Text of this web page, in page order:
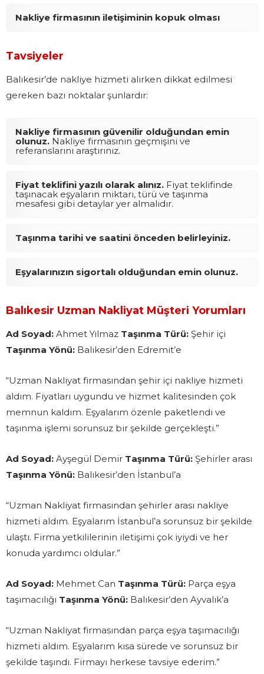
Nakliye firmasının iletişiminin kopuk olması
Tavsiyeler
Balıkesir’de nakliye hizmeti alırken dikkat edilmesi
gereken bazı noktalar şunlardır:
Nakliye firmasının güvenilir olduğundan emin
olunuz. Nakliye firmasının geçmişini ve
referanslarını araştırınız.
Fiyat teklifini yazılı olarak alınız. Fiyat teklifinde
taşınacak eşyaların miktarı, türü ve taşınma
mesafesi gibi detaylar yer almalıdır.
Taşınma tarihi ve saatini önceden belirleyiniz.
Eşyalarınızın sigortalı olduğundan emin olunuz.
Balıkesir Uzman Nakliyat Müşteri Yorumları
Ad Soyad: Ahmet Yılmaz Taşınma Türü: Şehir içi
Taşınma Yönü: Balıkesir’den Edremit’e
“Uzman Nakliyat firmasından şehir içi nakliye hizmeti
aldım. Fiyatları uygundu ve hizmet kalitesinden çok
memnun kaldım. Eşyalarım özenle paketlendi ve
taşınma işlemi sorunsuz bir şekilde gerçekleşti.”
Ad Soyad: Ayşegül Demir Taşınma Türü: Şehirler arası
Taşınma Yönü: Balıkesir’den İstanbul’a
“Uzman Nakliyat firmasından şehirler arası nakliye
hizmeti aldım. Eşyalarım İstanbul’a sorunsuz bir şekilde
ulaştı. Firma yetkililerinin iletişimi çok iyiydi ve her
konuda yardımcı oldular.”
Ad Soyad: Mehmet Can Taşınma Türü: Parça eşya
taşımacılığı Taşınma Yönü: Balıkesir’den Ayvalık’a
“Uzman Nakliyat firmasından parça eşya taşımacılığı
hizmeti aldım. Eşyalarım kısa sürede ve sorunsuz bir
şekilde taşındı. Firmayı herkese tavsiye ederim.”